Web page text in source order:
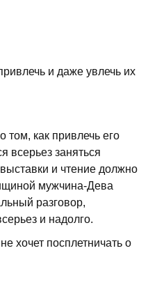
и даже увлечь их
том, как привлечь его
всерьез заняться
и чтение должно
мужчина-Дева
разговор,
и надолго.
хочет посплетничать о